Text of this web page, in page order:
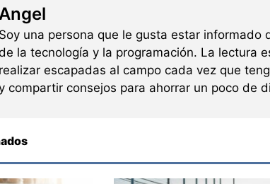
Angel
Soy una persona que le gusta estar informado
la tecnología y la programación. La lectura
realizar escapadas al campo cada vez que
compartir consejos para ahorrar un poco de